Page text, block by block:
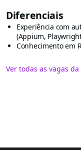
Diferenciais
Experiência com
(Appium,
Conhecimento em
Ver todas as vagas